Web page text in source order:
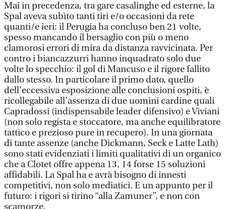
Mai in precedenza, tra gare casalinghe ed esterne, la
Spal aveva subìto tanti tiri e/o occasioni da rete
quanti/e ieri: il Perugia ha concluso ben 21 volte,
spesso mancando il bersaglio con più o meno
clamorosi errori di mira da distanza ravvicinata. Per
contro i biancazzurri hanno inquadrato solo due
volte lo specchio: il gol di Mancuso e il rigore fallito
dallo stesso. In particolare il primo dato, quello
dell’eccessiva esposizione alle conclusioni ospiti, è
ricollegabile all’assenza di due uomini cardine quali
Capradossi (indispensabile leader difensivo) e Viviani
(non solo regista e stoccatore, ma anche equilibratore
tattico e prezioso pure in recupero). In una giornata
di tante assenze (anche Dickmann, Seck e Latte Lath)
sono stati evidenziati i limiti qualitativi di un organico
che a Clotet offre appena 13, 14 forse 15 soluzioni
affidabili. La Spal ha e avrà bisogno di innesti
competitivi, non solo mediatici. E un appunto per il
futuro: i rigori si tirino “alla Zamuner”, e non con
scamorze.